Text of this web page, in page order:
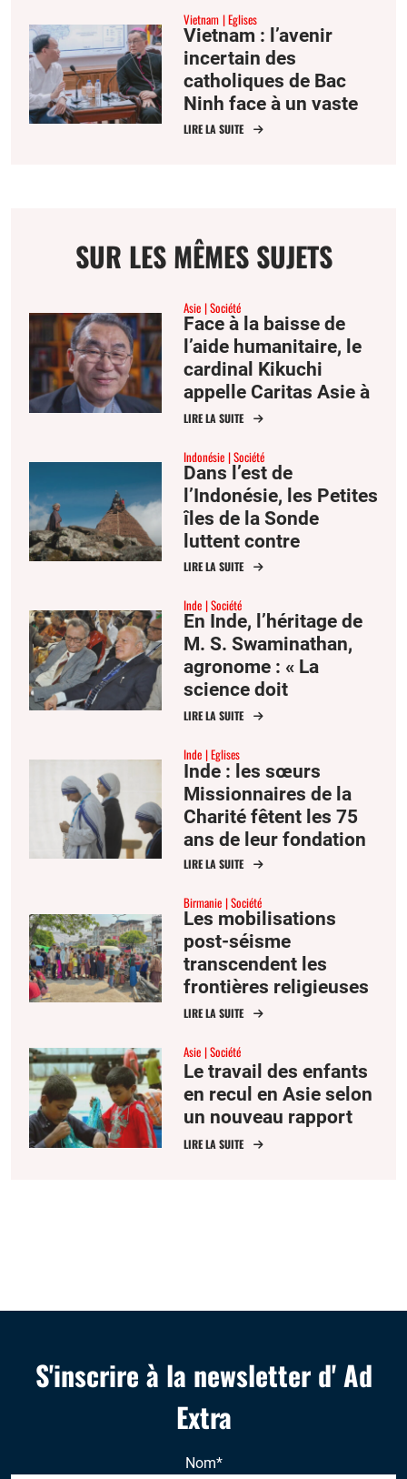
Vietnam Eglises
Vietnam : l’avenir
incertain des
catholiques de Bac
Ninh face à un vaste
projet aéroportuaire
LIRE LA SUITE
SUR LES MÊMES SUJETS
Asie Société
Face à la baisse de
l’aide humanitaire, le
cardinal Kikuchi
appelle Caritas Asie à
rester aux côtés des
LIRE LA SUITE
Indonésie Société
Dans l’est de
l’Indonésie, les Petites
îles de la Sonde
luttent contre
l’emprise de la
LIRE LA SUITE
Inde Société
En Inde, l’héritage de
M. S. Swaminathan,
agronome : « La
science doit
marcher avec la
LIRE LA SUITE
Inde Eglises
Inde : les sœurs
Missionnaires de la
Charité fêtent les 75
ans de leur fondation
LIRE LA SUITE
Birmanie Société
Les mobilisations
post-séisme
transcendent les
frontières religieuses
en Birmanie
LIRE LA SUITE
Asie Société
Le travail des enfants
en recul en Asie selon
un nouveau rapport
LIRE LA SUITE
S'inscrire à la newsletter d' Ad
Extra
Nom*